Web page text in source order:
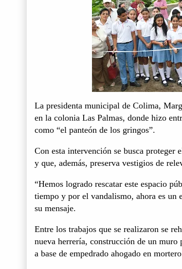
La presidenta municipal de Colima,
en la colonia Las Palmas, donde hizo
como “el panteón de los gringos”.
Con esta intervención se busca proteger
y que, además, preserva vestigios de
“Hemos logrado rescatar este espacio
tiempo y por el vandalismo, ahora es un
su mensaje.
Entre los trabajos que se realizaron se
nueva herrería, construcción de un
a base de empedrado ahogado en